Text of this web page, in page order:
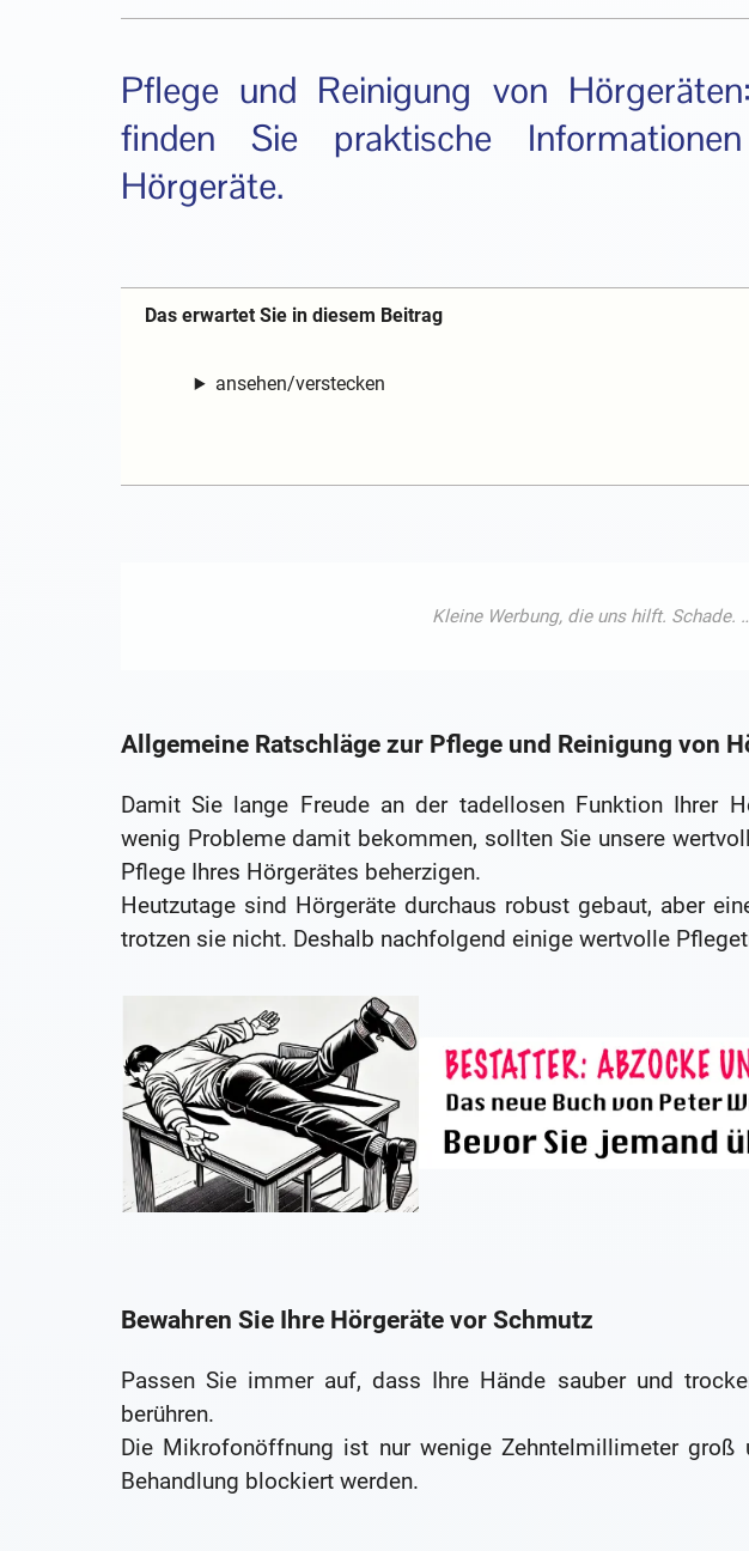
Pflege und Reinigung von
finden Sie praktische
Hörgeräte.
Das erwartet Sie in diesem Beitrag
ansehen/verstecken
Allgemeine Ratschläge zur Pflege und Reinigung von
Damit Sie lange Freude an der tadellosen Funktion Ihrer
wenig Probleme damit bekommen, sollten Sie unsere
Pflege Ihres Hörgerätes beherzigen.
Heutzutage sind Hörgeräte durchaus robust gebaut, aber
trotzen sie nicht. Deshalb nachfolgend einige wertvolle
Bewahren Sie Ihre Hörgeräte vor Schmutz
Passen Sie immer auf, dass Ihre Hände sauber und
berühren.
Die Mikrofonöffnung ist nur wenige Zehntelmillimeter groß
Behandlung blockiert werden.